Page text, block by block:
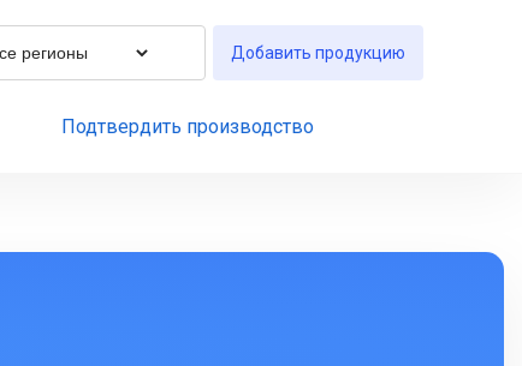
Добавить продукцию
Подтвердить производство